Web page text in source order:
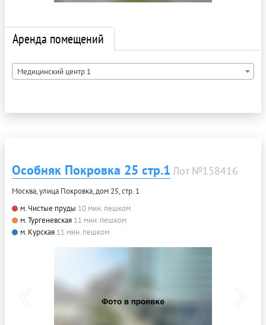
Аренда помещений
Медицинский центр 1
Особняк Покровка 25 стр.1 Лот №158416
Москва, улица Покровка, дом 25, стр. 1
м. Чистые пруды 10 мин. пешком
м. Тургеневская 11 мин. пешком
м. Курская 11 мин. пешком